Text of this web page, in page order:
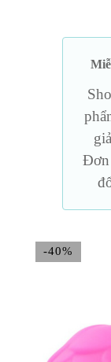
Đơn
-40%